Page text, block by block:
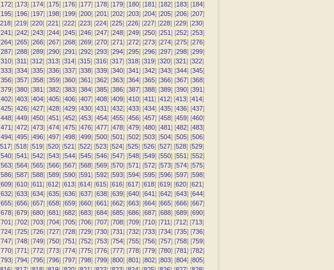
172] [173] [174] [175] [176] [177] [178] [179] [180] [181] [182] [183] [184]
195] [196] [197] [198] [199] [200] [201] [202] [203] [204] [205] [206] [207]
218] [219] [220] [221] [222] [223] [224] [225] [226] [227] [228] [229] [230]
241] [242] [243] [244] [245] [246] [247] [248] [249] [250] [251] [252] [253]
264] [265] [266] [267] [268] [269] [270] [271] [272] [273] [274] [275] [276]
287] [288] [289] [290] [291] [292] [293] [294] [295] [296] [297] [298] [299]
310] [311] [312] [313] [314] [315] [316] [317] [318] [319] [320] [321] [322]
333] [334] [335] [336] [337] [338] [339] [340] [341] [342] [343] [344] [345]
356] [357] [358] [359] [360] [361] [362] [363] [364] [365] [366] [367] [368]
379] [380] [381] [382] [383] [384] [385] [386] [387] [388] [389] [390] [391]
402] [403] [404] [405] [406] [407] [408] [409] [410] [411] [412] [413] [414]
425] [426] [427] [428] [429] [430] [431] [432] [433] [434] [435] [436] [437]
448] [449] [450] [451] [452] [453] [454] [455] [456] [457] [458] [459] [460]
471] [472] [473] [474] [475] [476] [477] [478] [479] [480] [481] [482] [483]
494] [495] [496] [497] [498] [499] [500] [501] [502] [503] [504] [505] [506]
517] [518] [519] [520] [521] [522] [523] [524] [525] [526] [527] [528] [529]
540] [541] [542] [543] [544] [545] [546] [547] [548] [549] [550] [551] [552]
563] [564] [565] [566] [567] [568] [569] [570] [571] [572] [573] [574] [575]
586] [587] [588] [589] [590] [591] [592] [593] [594] [595] [596] [597] [598]
609] [610] [611] [612] [613] [614] [615] [616] [617] [618] [619] [620] [621]
632] [633] [634] [635] [636] [637] [638] [639] [640] [641] [642] [643] [644]
655] [656] [657] [658] [659] [660] [661] [662] [663] [664] [665] [666] [667]
678] [679] [680] [681] [682] [683] [684] [685] [686] [687] [688] [689] [690]
701] [702] [703] [704] [705] [706] [707] [708] [709] [710] [711] [712] [713]
724] [725] [726] [727] [728] [729] [730] [731] [732] [733] [734] [735] [736]
747] [748] [749] [750] [751] [752] [753] [754] [755] [756] [757] [758] [759]
770] [771] [772] [773] [774] [775] [776] [777] [778] [779] [780] [781] [782]
793] [794] [795] [796] [797] [798] [799] [800] [801] [802] [803] [804] [805]